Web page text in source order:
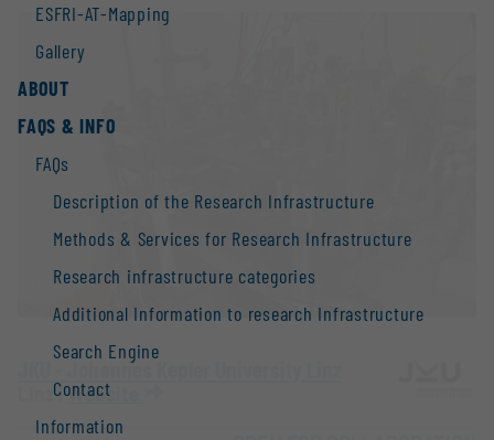
ESFRI-AT-Mapping
Gallery
ABOUT
FAQS & INFO
FAQs
Description of the Research Infrastructure
Methods & Services for Research Infrastructure
Research infrastructure categories
Additional Information to research Infrastructure
Search Engine
Contact
Information
JKU - Johannes Kepler University Linz
Linz |Website